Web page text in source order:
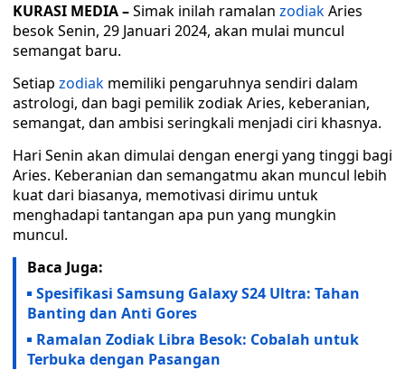
KURASI MEDIA –Simak inilah ramalan zodiakAries
besok Senin, 29 Januari 2024, akan mulai muncul
semangat baru.
Setiap zodiak memiliki pengaruhnya sendiri dalam
astrologi, dan bagi pemilik zodiak Aries, keberanian,
semangat, dan ambisi seringkali menjadi ciri khasnya.
Hari Senin akan dimulai dengan energi yang tinggi bagi
Aries. Keberanian dan semangatmu akan muncul lebih
kuat dari biasanya, memotivasi dirimu untuk
menghadapi tantangan apa pun yang mungkin
muncul.
Baca Juga:
Spesifikasi Samsung Galaxy S24 Ultra: Tahan
Banting dan Anti Gores
Ramalan Zodiak Libra Besok: Cobalah untuk
Terbuka dengan Pasangan